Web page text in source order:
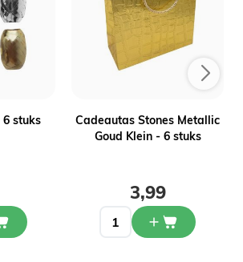
stuks
Cadeautas Stones Metallic
Goud Klein - 6 stuks
3,99